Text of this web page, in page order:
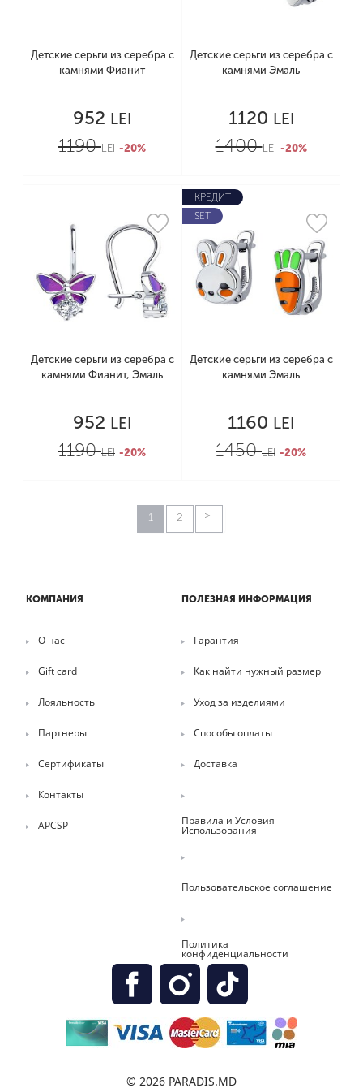
Детские серьги из серебра с
камнями Фианит
952 LEI
1190LEI -20%
Детские серьги из серебра с
камнями Эмаль
1120 LEI
1400LEI -20%
Детские серьги из серебра с
камнями Фианит, Эмаль
952 LEI
1190LEI -20%
КРЕДИТ
SET
Детские серьги из серебра с
камнями Эмаль
1160 LEI
1450LEI -20%
1 2
КОМПАНИЯ
О нас
Gift card
Лояльность
Партнеры
Сертификаты
Контакты
APCSP
ПОЛЕЗНАЯ ИНФОРМАЦИЯ
Гарантия
Как найти нужный размер
Уход за изделиями
Способы оплаты
Доставка
Правила и Условия
Использования
Пользовательское соглашение
Политика
конфиденциальности
© 2026 PARADIS.MD